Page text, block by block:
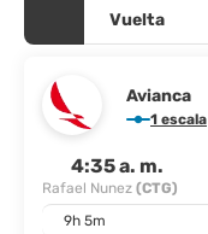
Vuelta
Avianca
1 escala
4:35 a. m.
Rafael Nunez (CTG)
9h 5m